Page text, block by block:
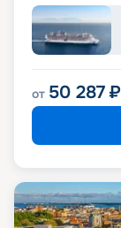
от 50 287 ₽